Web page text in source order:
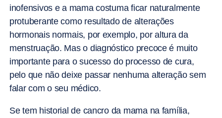
inofensivos e a mama costuma ficar naturalmente
protuberante como resultado de alterações
hormonais normais, por exemplo, por altura da
menstruação. Mas o diagnóstico precoce é muito
importante para o sucesso do processo de cura,
pelo que não deixe passar nenhuma alteração sem
falar com o seu médico.
Se tem historial de cancro da mama na família,